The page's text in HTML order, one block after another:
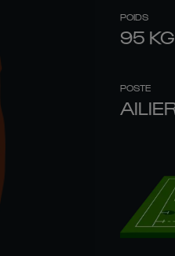
POIDS
95 KG
POSTE